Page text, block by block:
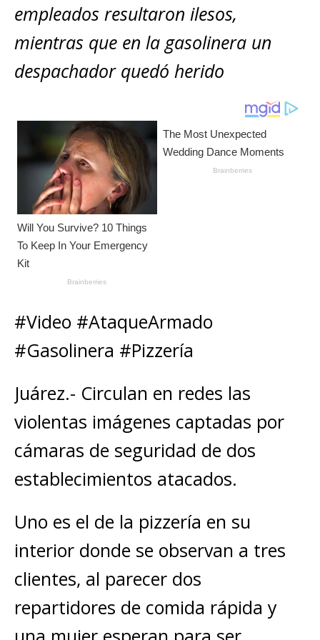
A
p
p
b
o
o
k
n
g
e
r
r Li
n
k
p
ar
ti
r
empleados resultaron ilesos,
mientras que en la gasolinera un
despachador quedó herido
#Video #AtaqueArmado
#Gasolinera #Pizzería
Juárez.- Circulan en redes las
violentas imágenes captadas por
cámaras de seguridad de dos
establecimientos atacados.
Uno es el de la pizzería en su
interior donde se observan a tres
clientes, al parecer dos
repartidores de comida rápida y